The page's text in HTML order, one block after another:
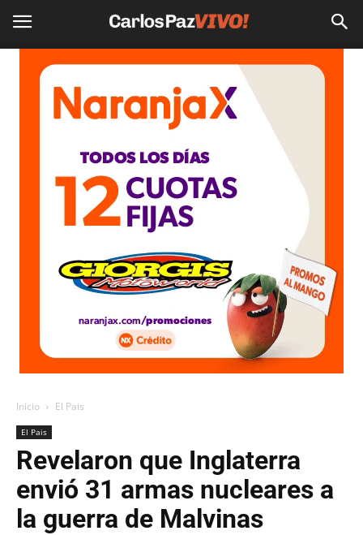
Inicio El Pais
El Pais
Revelaron que Inglaterra
envió 31 armas nucleares a
la guerra de Malvinas